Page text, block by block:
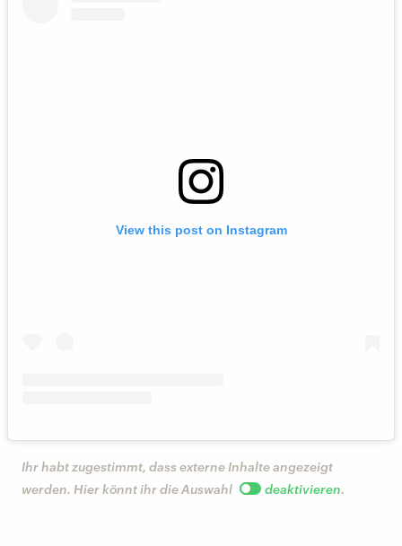
View this post on Instagram
Ihr habt zugestimmt, dass externe Inhalte angezeigt
werden. Hier könnt ihr die Auswahl
deaktivieren.